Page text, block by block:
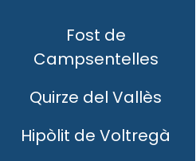
Fost de
Campsentelles
Quirze del Vallès
Hipòlit de Voltregà